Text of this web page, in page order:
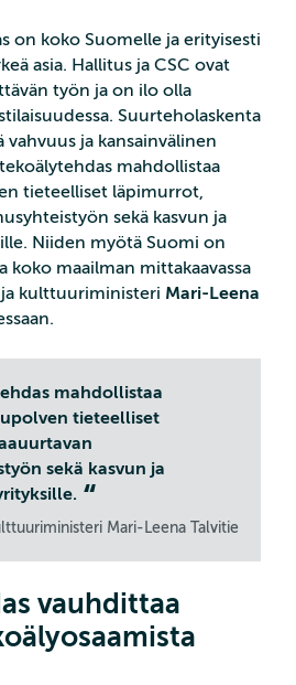
on koko Suomelle ja erityisesti
asia. Hallitus ja CSC ovat
työn ja on ilo olla
Suurteholaskenta
ja kansainvälinen
mahdollistaa
tieteelliset läpimurrot,
sekä kasvun ja
Niiden myötä Suomi on
koko maailman mittakaavassa
kulttuuriministeri Mari-Leena
mahdollistaa
tieteelliset
sekä kasvun ja
Mari-Leena Talvitie
vauhdittaa